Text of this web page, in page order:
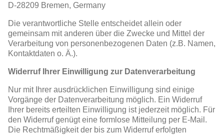
D-28209 Bremen, Germany
Die verantwortliche Stelle entscheidet allein oder
gemeinsam mit anderen über die Zwecke und Mittel der
Verarbeitung von personenbezogenen Daten (z.B. Namen,
Kontaktdaten o. Ä.).
Widerruf Ihrer Einwilligung zur Datenverarbeitung
Nur mit Ihrer ausdrücklichen Einwilligung sind einige
Vorgänge der Datenverarbeitung möglich. Ein Widerruf
Ihrer bereits erteilten Einwilligung ist jederzeit möglich. Für
den Widerruf genügt eine formlose Mitteilung per E-Mail.
Die Rechtmäßigkeit der bis zum Widerruf erfolgten